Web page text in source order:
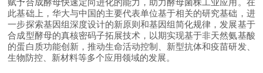
赋予合成酵母快速定向进化的能力，助力酵母菌株工业应用。在
此基础上，华大与中国的主要代表单位基于相关的研究基础，进
一步探索基因组深度设计的新原则和基因组简化规律，发展基于
合成型酵母的真核密码子拓展技术，以期实现基于非天然氨基酸
的蛋白质功能创新，推动生命活动控制、新型抗体和疫苗研发、
生物防控、新材料等多个应用领域的发展。